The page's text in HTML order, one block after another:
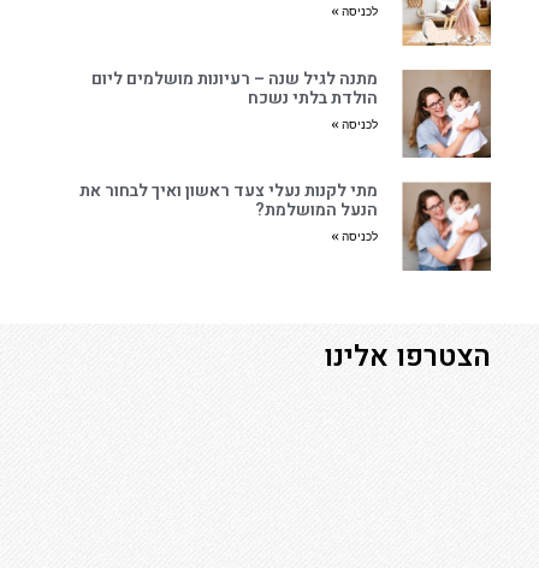
לכניסה »
מתנה לגיל שנה – רעיונות מושלמים ליום
הולדת בלתי נשכח
לכניסה »
מתי לקנות נעלי צעד ראשון ואיך לבחור את
הנעל המושלמת?
לכניסה »
הצטרפו אלינו